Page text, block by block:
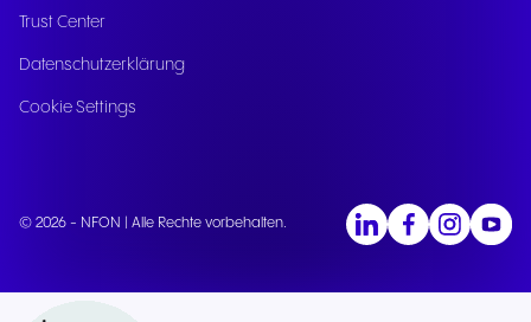
Trust Center
Datenschutzerklärung
Cookie Settings
© 2026 - NFON | Alle Rechte vorbehalten.